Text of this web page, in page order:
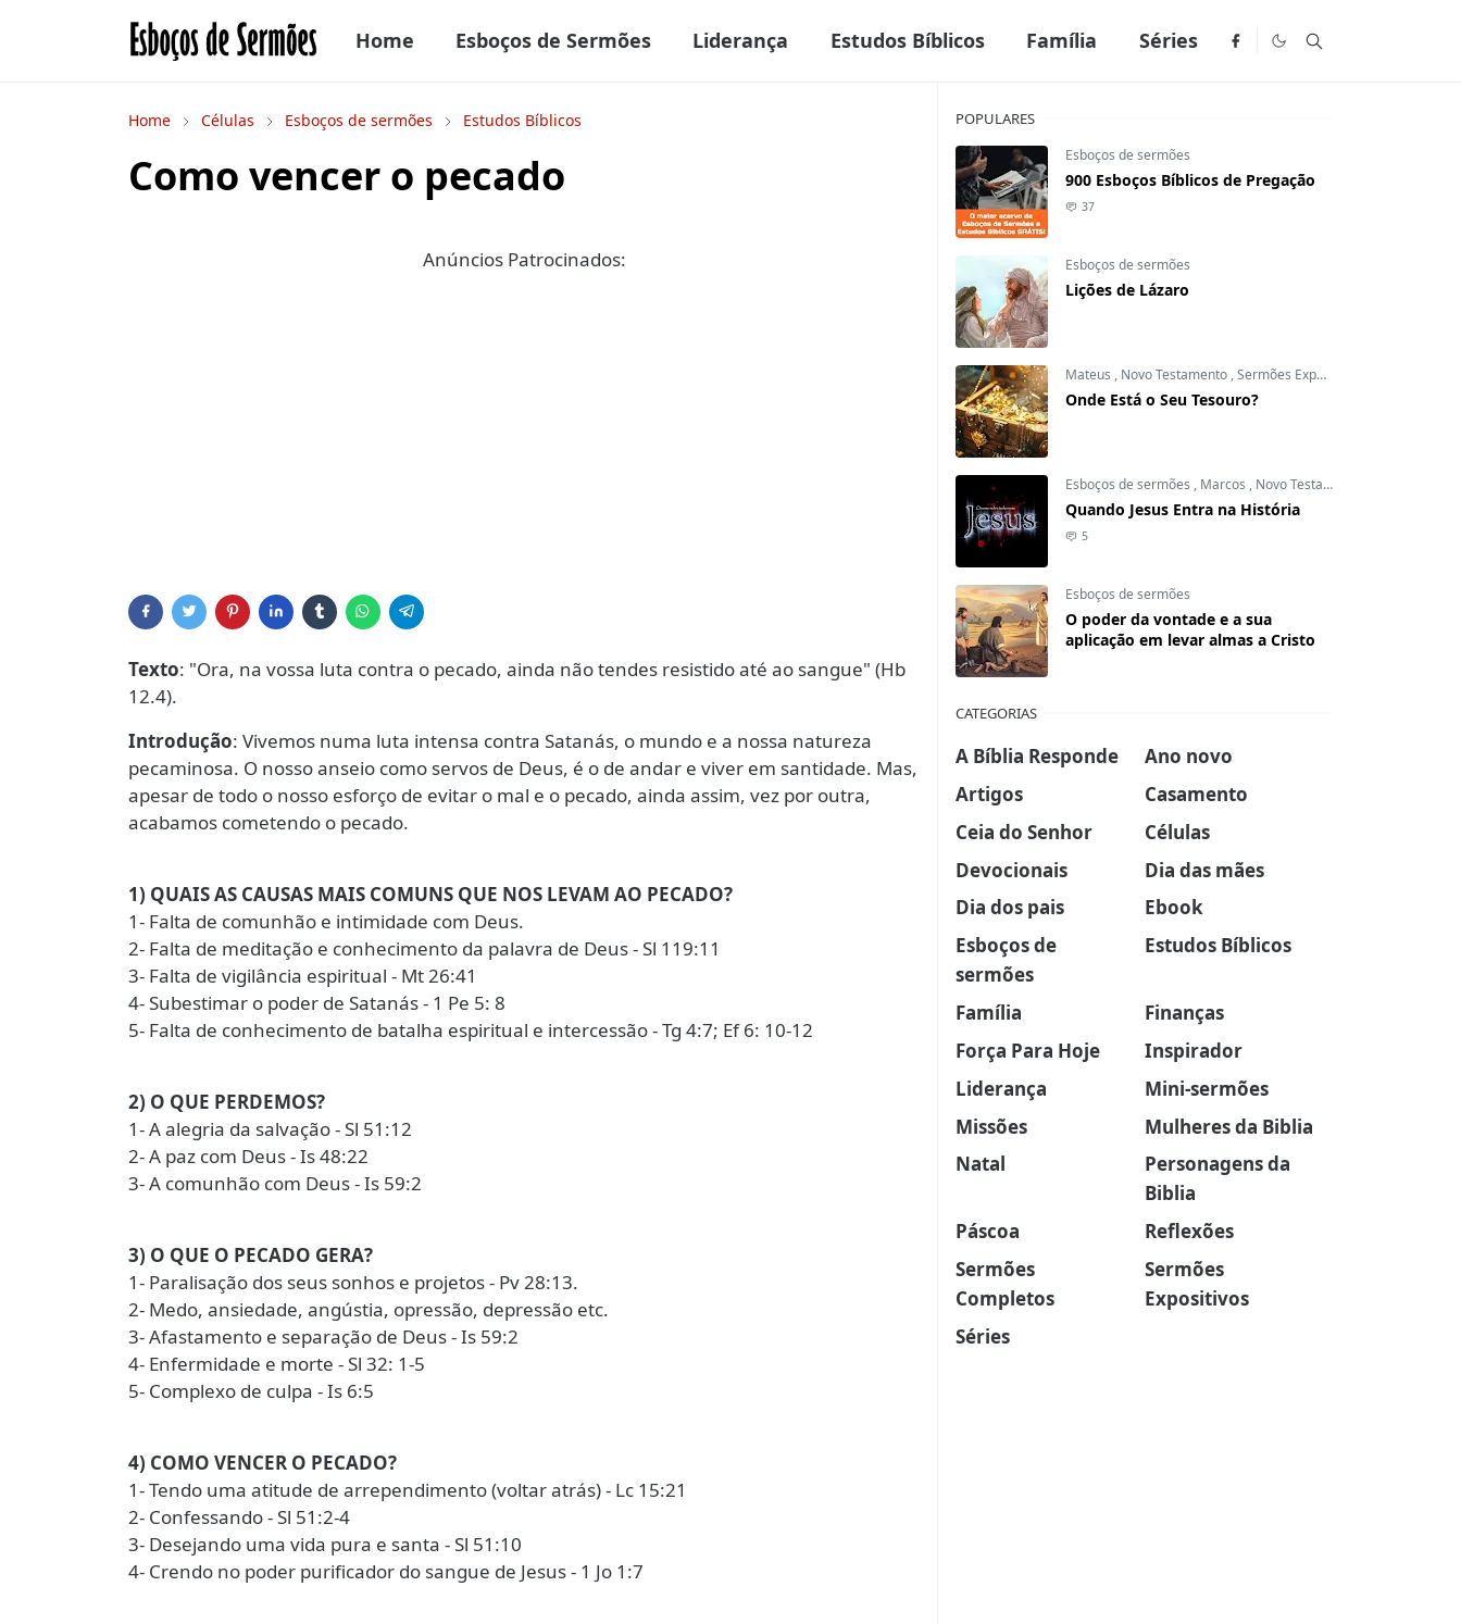
Home Esboços de Sermões Liderança Estudos Bíblicos Família Séries
Home Células Esboços de sermões Estudos Bíblicos
Como vencer o pecado
Anúncios Patrocinados:
Texto: "Ora, na vossa luta contra o pecado, ainda não tendes resistido até ao sangue" (Hb
12.4).
Introdução: Vivemos numa luta intensa contra Satanás, o mundo e a nossa natureza
pecaminosa. O nosso anseio como servos de Deus, é o de andar e viver em santidade. Mas,
apesar de todo o nosso esforço de evitar o mal e o pecado, ainda assim, vez por outra,
acabamos cometendo o pecado.
1) QUAIS AS CAUSAS MAIS COMUNS QUE NOS LEVAM AO PECADO?
1- Falta de comunhão e intimidade com Deus.
2- Falta de meditação e conhecimento da palavra de Deus - Sl 119:11
3- Falta de vigilância espiritual - Mt 26:41
4- Subestimar o poder de Satanás - 1 Pe 5: 8
5- Falta de conhecimento de batalha espiritual e intercessão - Tg 4:7; Ef 6: 10-12
2) O QUE PERDEMOS?
1- A alegria da salvação - Sl 51:12
2- A paz com Deus - Is 48:22
3- A comunhão com Deus - Is 59:2
3) O QUE O PECADO GERA?
1- Paralisação dos seus sonhos e projetos - Pv 28:13.
2- Medo, ansiedade, angústia, opressão, depressão etc.
3- Afastamento e separação de Deus - Is 59:2
4- Enfermidade e morte - Sl 32: 1-5
5- Complexo de culpa - Is 6:5
4) COMO VENCER O PECADO?
1- Tendo uma atitude de arrependimento (voltar atrás) - Lc 15:21
2- Confessando - Sl 51:2-4
3- Desejando uma vida pura e santa - Sl 51:10
4- Crendo no poder purificador do sangue de Jesus - 1 Jo 1:7
POPULARES
Esboços de sermões
900 Esboços Bíblicos de Pregação
37
Esboços de sermões
Lições de Lázaro
Mateus , Novo Testamento ,Sermões Expositivos
Onde Está o Seu Tesouro?
Esboços de sermões , Marcos , Novo Testamento
Quando Jesus Entra na História
5
Esboços de sermões
O poder da vontade e a sua
aplicação em levar almas a Cristo
CATEGORIAS
A Bíblia Responde
Ano novo
Artigos
Casamento
Ceia do Senhor
Células
Devocionais
Dia das mães
Dia dos pais
Ebook
Esboços de
sermões
Estudos Bíblicos
Família
Finanças
Força Para Hoje
Inspirador
Liderança
Mini-sermões
Missões
Mulheres da Biblia
Natal
Personagens da
Biblia
Páscoa
Reflexões
Sermões
Completos
Sermões
Expositivos
Séries